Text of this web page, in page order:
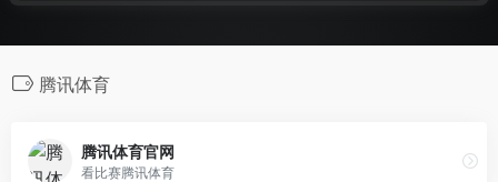
腾讯体育
腾讯体育官网
看比赛腾讯体育